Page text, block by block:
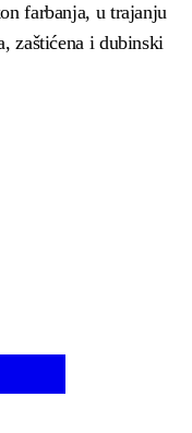
farbanja, u trajanju
zaštićena i dubinski